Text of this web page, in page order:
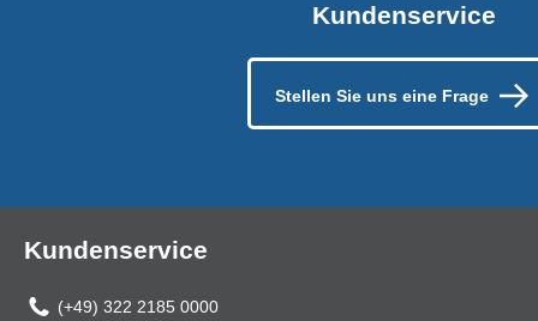
Kundenservice
Stellen Sie uns eine Frage
Kundenservice
(+49) 322 2185 0000